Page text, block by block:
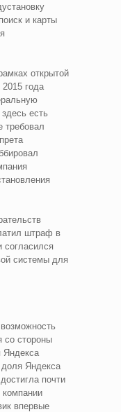
и карты
открытой
года
есть
требовал
штраф в
согласился
системы для
со стороны
Яндекса
доля Яндекса
почти
компании
впервые